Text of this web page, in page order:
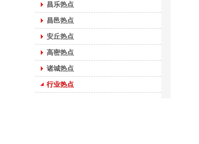
昌乐热点
昌邑热点
安丘热点
高密热点
诸城热点
行业热点